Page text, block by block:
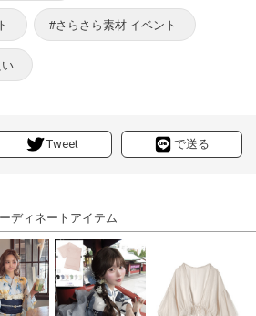
Tweet で送る
#さらさら素材 イベント
ディネートアイテム